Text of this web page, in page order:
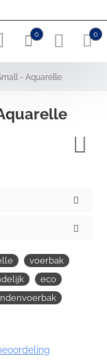
0 0
- Aquarelle
voerbak
eco